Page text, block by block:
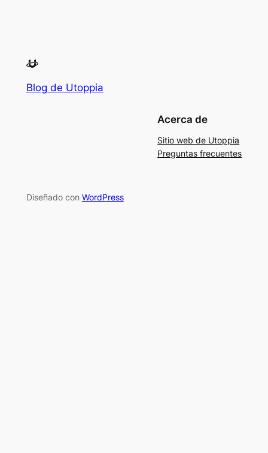
Blog de Utoppia
Acerca de
Sitio web de Utoppia
Preguntas frecuentes
Diseñado con WordPress